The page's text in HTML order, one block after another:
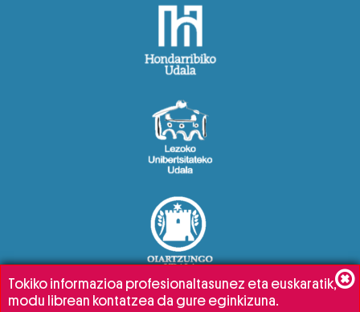
Tokiko informazioa profesionaltasunez eta euskaratik,
modu librean kontatzea da gure eginkizuna.